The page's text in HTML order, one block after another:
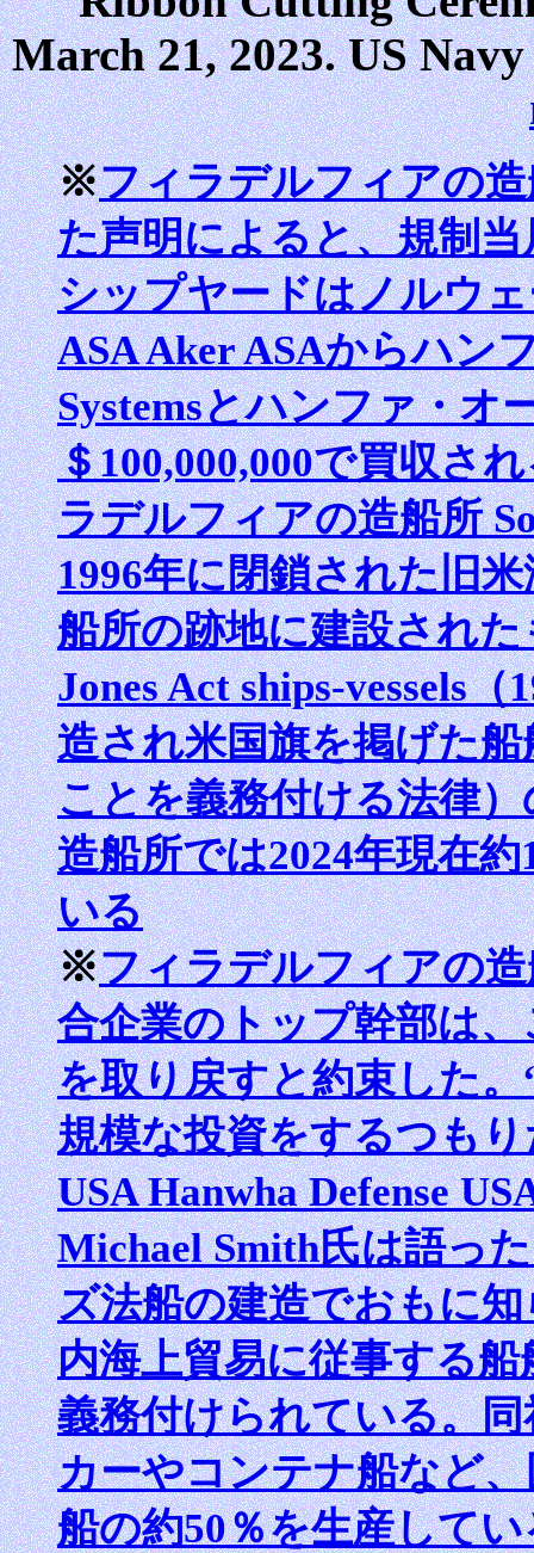
March 21, 2023. US
※フィラデルフィアの
た声明によると、規制
シップヤードはノルウ
ASA Aker ASAからハン
Systemsとハンファ・オ
＄100,000,000で買収さ
ラデルフィアの造船所
1996年に閉鎖された旧
船所の跡地に建設され
Jones Act ships-vessels
造され米国旗を掲げた
ことを義務付ける法律
造船所では2024年現在
いる
※フィラデルフィアの
合企業のトップ幹部は
を取り戻すと約束した
規模な投資をするつも
USA Hanwha Defense
Michael Smith氏は語っ
ズ法船の建造でおもに
内海上貿易に従事する
義務付けられている。
カーやコンテナ船など
船の約50％を生産してい